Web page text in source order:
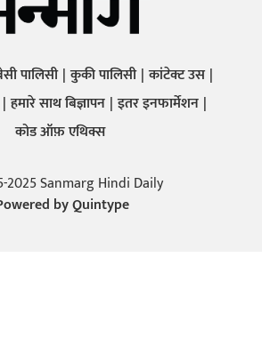
पालिसी कुकी पालिसी कांटेक्ट उस
हमारे साथ बिज्ञापन इतर इनफार्मेशन
कोड ऑफ़ एथिक्स
2025 Sanmarg Hindi Daily
byQuintype